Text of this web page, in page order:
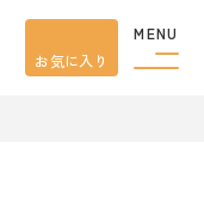
MENU
お気に入り